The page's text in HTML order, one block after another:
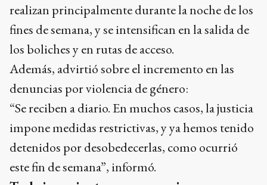
realizan principalmente durante la noche de los
fines de semana, y se intensifican en la salida de
los boliches y en rutas de acceso.
Además, advirtió sobre el incremento en las
denuncias por violencia de género:
“Se reciben a diario. En muchos casos, la justicia
impone medidas restrictivas, y ya hemos tenido
detenidos por desobedecerlas, como ocurrió
este fin de semana”, informó.